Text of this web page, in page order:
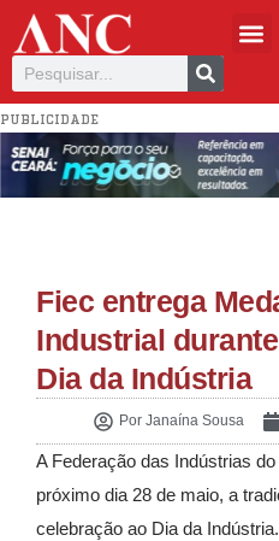
PUBLICIDADE
Fiec entrega
Industrial
Dia da Indústria
PorJanaína Sousa
A Federação das Indústrias
próximo dia 28 de maio, a
celebração ao Dia da